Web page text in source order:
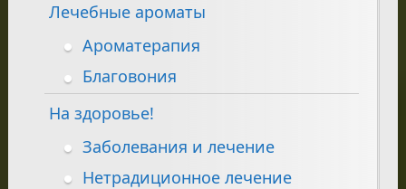
Лечебные ароматы
Ароматерапия
Благовония
На здоровье!
Заболевания и лечение
Нетрадиционное лечение